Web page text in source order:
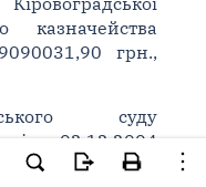
казначейства
грн.,
суду
від 02.12.2004
- на підставіст.